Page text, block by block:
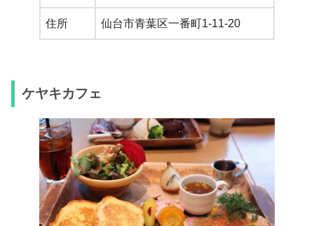
住所 仙台市青葉区一番町1-11-20
ケヤキカフェ